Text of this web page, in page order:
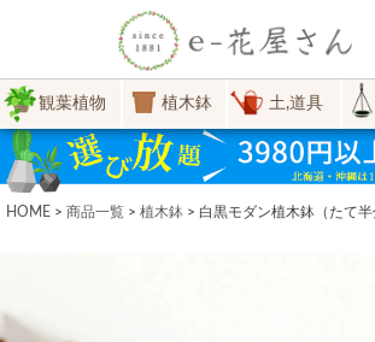
観葉植物 植木鉢 土,道具
HOME 商品一覧 植木鉢 白黒モダン植木鉢（たて半